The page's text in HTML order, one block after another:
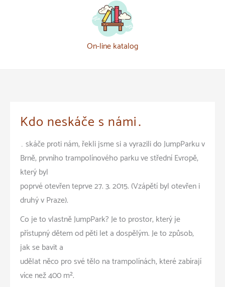
On-line katalog
Kdo neskáče s námi…
… skáče proti nám, řekli jsme si a vyrazili do JumpParku v
Brně, prvního trampolínového parku ve střední Evropě,
který byl
poprvé otevřen teprve 27. 3. 2015. (Vzápětí byl otevřen i
druhý v Praze).
Co je to vlastně JumpPark? Je to prostor, který je
přístupný dětem od pěti let a dospělým. Je to způsob,
jak se bavit a
udělat něco pro své tělo na trampolínách, které zabírají
více než 400 m².